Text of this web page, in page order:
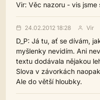
Vir: Věc nazoru - vis
24.02.2012 18:28 Vir
D_P: Já tu, ať se dívám,
myšlenky nevidím. Ani
textu dodávala nějakou
Slova v závorkách
Ale do větší hloubky.